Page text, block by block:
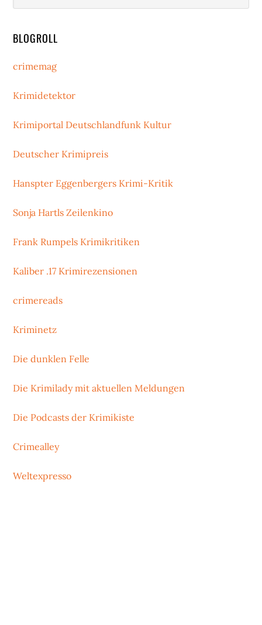
BLOGROLL
crimemag
Krimidetektor
Krimiportal Deutschlandfunk Kultur
Deutscher Krimipreis
Hanspter Eggenbergers Krimi-Kritik
Sonja Hartls Zeilenkino
Frank Rumpels Krimikritiken
Kaliber .17 Krimirezensionen
crimereads
Kriminetz
Die dunklen Felle
Die Krimilady mit aktuellen Meldungen
Die Podcasts der Krimikiste
Crimealley
Weltexpresso